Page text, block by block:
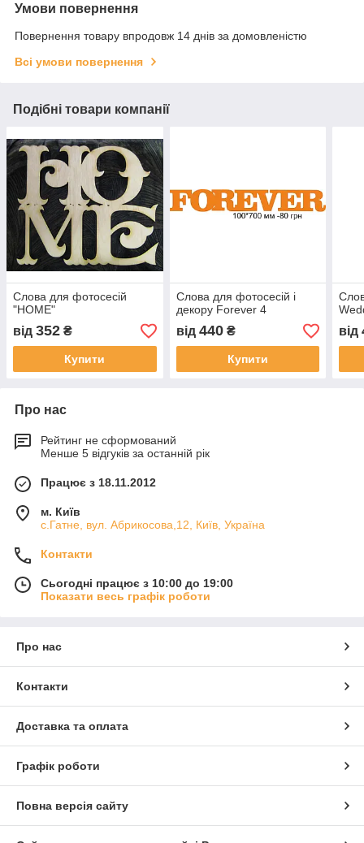
Умови повернення
Повернення товару впродовж 14 днів за домовленістю
Всі умови повернення
Подібні товари компанії
Слова для фотосесій
"HOME"
від 352 ₴
Купити
Слова для фотосесій і
декору Forever 4
від 440₴
Купити
від
Про нас
Рейтинг не сформований
Менше 5 відгуків за останній рік
Працює з 18.11.2012
м. Київ
с.Гатне, вул. Абрикосова,12, Київ, Україна
Контакти
Сьогодні працює з 10:00 до 19:00
Показати весь графік роботи
Про нас
Контакти
Доставка та оплата
Графік роботи
Повна версія сайту